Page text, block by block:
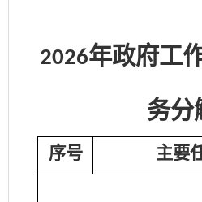
2026年政府工
务分
序号 主要